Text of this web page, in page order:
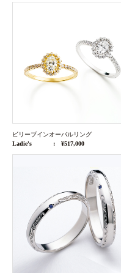
ビリーブインオーバルリング
Ladie's
¥517,000